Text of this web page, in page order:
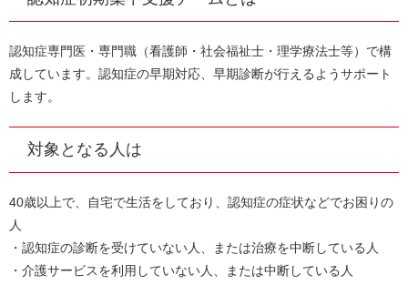
認知症専門医・専門職（看護師・社会福祉士・理学療法士等）で構
成しています。認知症の早期対応、早期診断が行えるようサポート
します。
対象となる人は
40歳以上で、自宅で生活をしており、認知症の症状などでお困りの
人
・認知症の診断を受けていない人、または治療を中断している人
・介護サービスを利用していない人、または中断している人